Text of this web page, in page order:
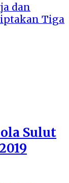
dan
Tiga
Sulut